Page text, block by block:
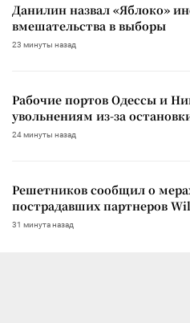
Данилин назвал «Яблоко»
вмешательства в выборы
23 минуты назад
Рабочие портов Одессы и
увольнениям из-за
24 минуты назад
Решетников сообщил о
пострадавших партнеров
31 минута назад